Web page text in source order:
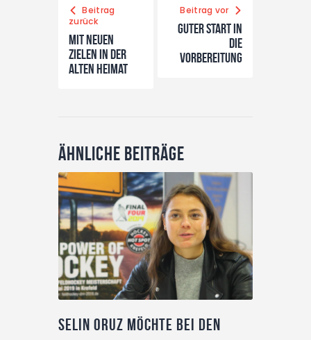
Beitrag
zurück
Mit neuen
Zielen in der
alten Heimat
Beitrag vor
Guter Start in
die
Vorbereitung
Ähnliche Beiträge
Selin Oruz möchte bei den